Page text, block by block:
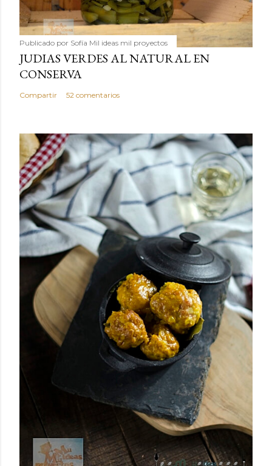
Publicado por Sofía Mil ideas mil proyectos
JUDIAS VERDES AL NATURAL EN
CONSERVA
Compartir 52 comentarios